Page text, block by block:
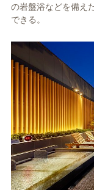
の岩盤浴などを備え
できる。